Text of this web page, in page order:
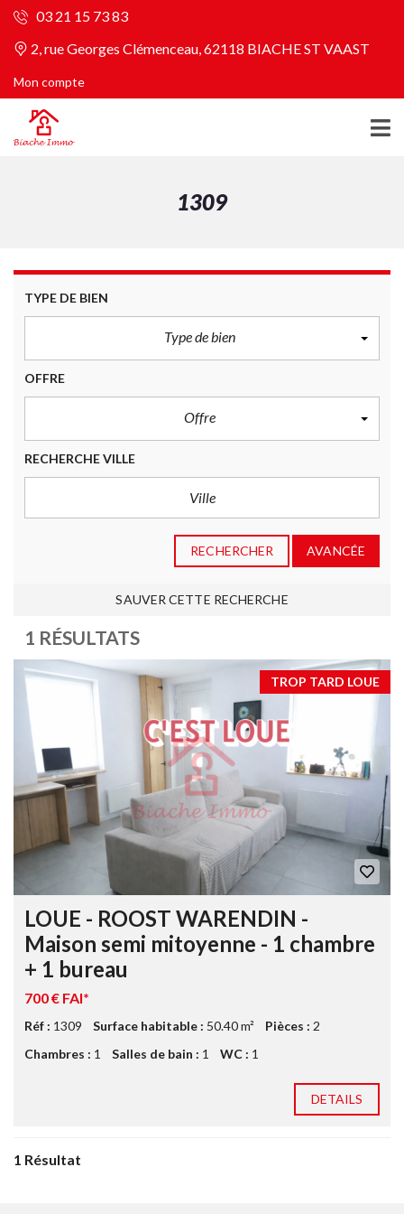
03 21 15 73 83
2, rue Georges Clémenceau, 62118 BIACHE ST VAAST
Mon compte
1309
TYPE DE BIEN
Type de bien
OFFRE
Offre
RECHERCHE VILLE
RECHERCHER AVANCÉE
SAUVER CETTE RECHERCHE
1 RÉSULTATS
TROP TARD LOUE
LOUE - ROOST WARENDIN -
Maison semi mitoyenne - 1 chambre
+ 1 bureau
700 € FAI*
Réf : 1309 Surface habitable : 50.40 m² Pièces : 2
Chambres : 1 Salles de bain : 1 WC : 1
DETAILS
1 Résultat